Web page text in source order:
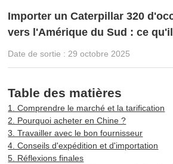
Importer un Caterpillar 320
vers l'Amérique du Sud : ce
Date de sortie : 29 octobre 2025
Table des matières
1. Comprendre le marché et la tarification
2. Pourquoi acheter en Chine ?
3. Travailler avec le bon fournisseur
4. Conseils d'expédition et d'importation
5. Réflexions finales